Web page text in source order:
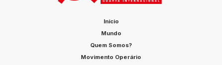
Início
Mundo
Quem Somos?
Movimento Operário